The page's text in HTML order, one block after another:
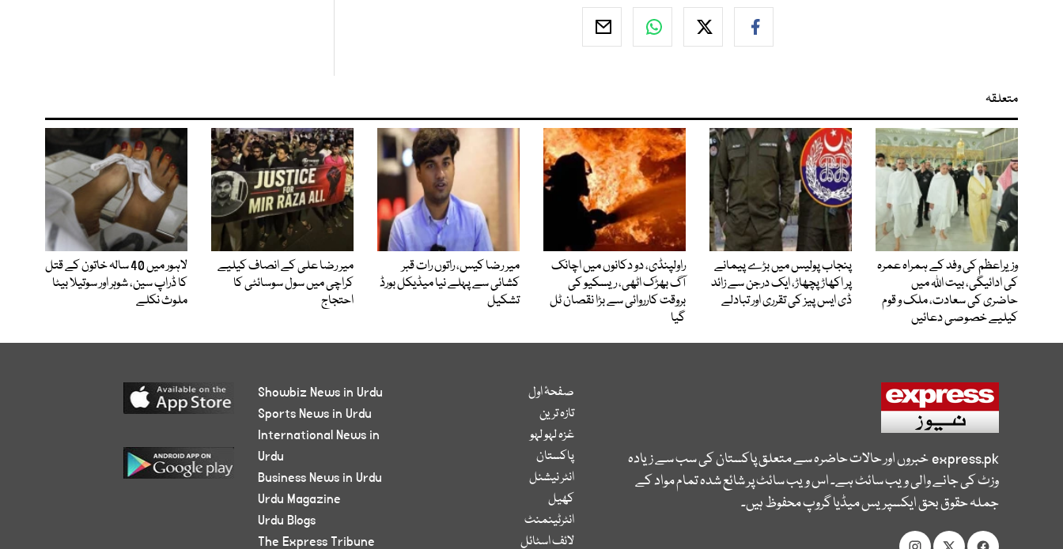
متعلقہ
وزیراعظم کی وفد کے ہمراہ عمرہ
کی ادائیگی، بیت اللہ میں
حاضری کی سعادت، ملک و قوم
کیلیے خصوصی دعائیں
پنجاب پولیس میں بڑے پیمانے
پر اکھاڑ پچھاڑ، ایک درجن سے زائد
ڈی ایس پیز کی تقرری اور تبادلے
راولپنڈی، دو دکانوں میں اچانک
آگ بھڑک اٹھی، ریسکیو کی
بروقت کارروائی سے بڑا نقصان ٹل
گیا
میر رضا کیس، راتوں رات قبر
کشائی سے پہلے نیا میڈیکل بورڈ
تشکیل
میر رضا علی کے انصاف کیلیے
کراچی میں سول سوسائٹی کا
احتجاج
لاہور میں 40 سالہ خاتون کے قتل
کا ڈراپ سین، شوہر اور سوتیلا بیٹا
ملوث نکلے
express.pkخبروں اور حالات حاضرہ سے متعلق پاکستان کی سب سے زیادہ
وزٹ کی جانے والی ویب سائٹ ہے۔ اس ویب سائٹ پر شائع شدہ تمام مواد کے
جملہ حقوق بحق ایکسپریس میڈیا گروپ محفوظ ہیں۔
صفحۂ اول
تازہ ترین
غزہ لہو لہو
پاکستان
انٹر نیشنل
کھیل
انٹرٹینمنٹ
لائف اسٹائل
Showbiz News in Urdu
Sports News in Urdu
International News in
Urdu
Business News in Urdu
Urdu Magazine
Urdu Blogs
The Express Tribune